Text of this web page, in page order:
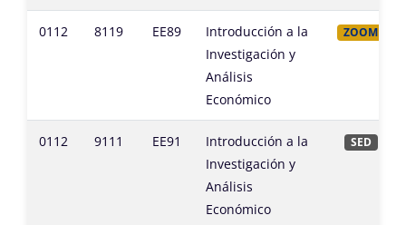
0112 8119 EE89
Introducción a la
Investigación y
Análisis
Económico
ZOOM
0112 9111 EE91
Introducción a la
Investigación y
Análisis
Económico
SED